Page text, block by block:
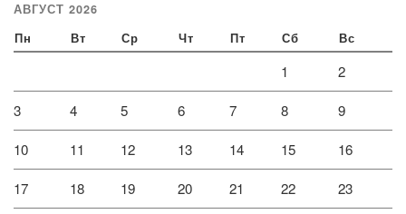
АВГУСТ 2026
Пн Вт Ср Чт Пт Сб Вс
1 2
3 4 5 6 7 8 9
10 11 12 13 14 15 16
17 18 19 20 21 22 23